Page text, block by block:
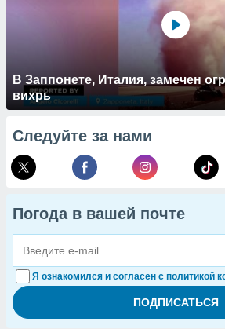
В Заппонете, Италия, замечен
вихрь
Следуйте за нами
Погода в вашей почте
Я ознакомился и согласен с политикой